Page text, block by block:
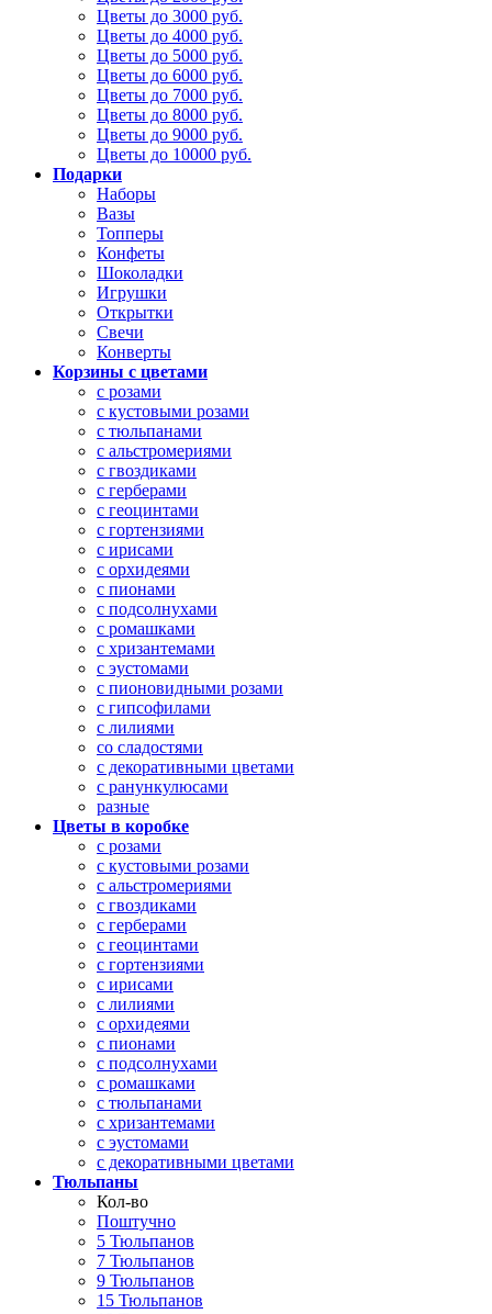
Цветы до 3000 руб.
Цветы до 4000 руб.
Цветы до 5000 руб.
Цветы до 6000 руб.
Цветы до 7000 руб.
Цветы до 8000 руб.
Цветы до 9000 руб.
Цветы до 10000 руб.
Подарки
Наборы
Вазы
Топперы
Конфеты
Шоколадки
Игрушки
Открытки
Свечи
Конверты
Корзины с цветами
с розами
с кустовыми розами
с тюльпанами
с альстромериями
с гвоздиками
с герберами
с геоцинтами
с гортензиями
с ирисами
с орхидеями
с пионами
с подсолнухами
с ромашками
с хризантемами
с эустомами
с пионовидными розами
с гипсофилами
с лилиями
со сладостями
с декоративными цветами
с ранункулюсами
разные
Цветы в коробке
с розами
с кустовыми розами
с альстромериями
с гвоздиками
с герберами
с геоцинтами
с гортензиями
с ирисами
с лилиями
с орхидеями
с пионами
с подсолнухами
с ромашками
с тюльпанами
с хризантемами
с эустомами
с декоративными цветами
Тюльпаны
Кол-во
Поштучно
5 Тюльпанов
7 Тюльпанов
9 Тюльпанов
15 Тюльпанов